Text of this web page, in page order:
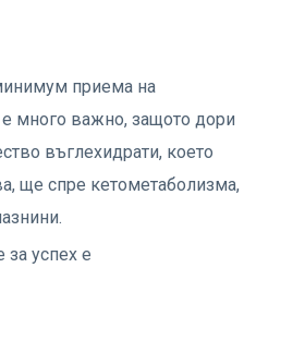
приема на
е много важно, защото дори
въглехидрати, което
ще спре кетометаболизма,
за успех е